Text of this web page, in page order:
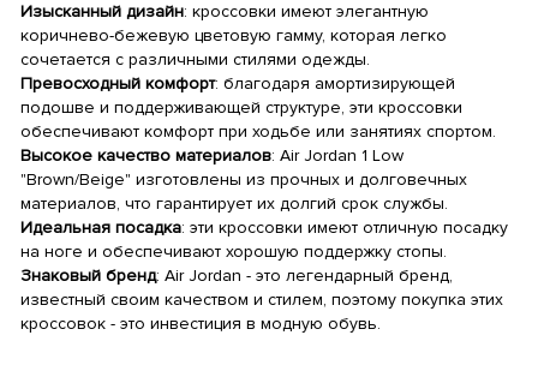
Изысканный дизайн: кроссовки имеют элегантную
коричнево-бежевую цветовую гамму, которая легко
сочетается с различными стилями одежды.
Превосходный комфорт: благодаря амортизирующей
подошве и поддерживающей структуре, эти кроссовки
обеспечивают комфорт при ходьбе или занятиях спортом.
Высокое качество материалов: Air Jordan 1 Low
"Brown/Beige" изготовлены из прочных и долговечных
материалов, что гарантирует их долгий срок службы.
Идеальная посадка: эти кроссовки имеют отличную посадку
на ноге и обеспечивают хорошую поддержку стопы.
Знаковый бренд: Air Jordan - это легендарный бренд,
известный своим качеством и стилем, поэтому покупка этих
кроссовок - это инвестиция в модную обувь.